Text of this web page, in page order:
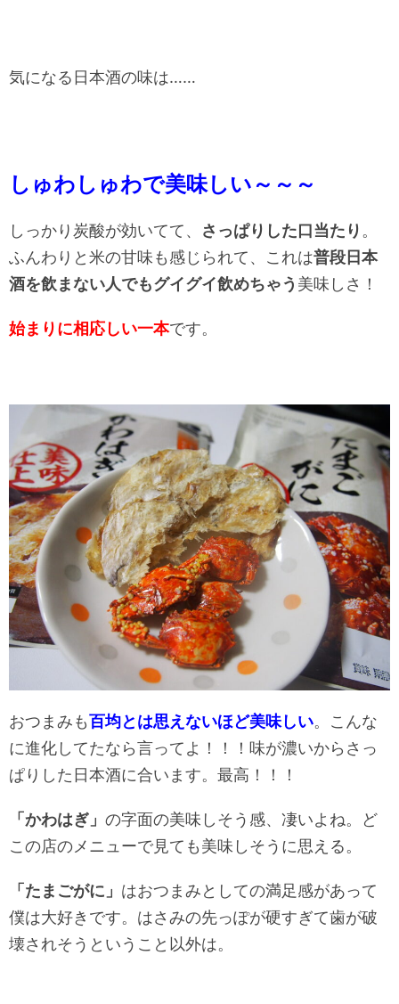
気になる日本酒の味は……
しゅわしゅわで美味しい～～～
しっかり炭酸が効いてて、 さっぱりした口当たり 。
ふんわりと米の甘味も感じられて、これは普段日本
酒を飲まない人でもグイグイ飲めちゃう 美味しさ！
始まりに相応しい一本です。
おつまみも百均とは思えないほど美味しい。こんな
に進化してたなら言ってよ！！！味が濃いからさっ
ぱりした日本酒に合います。最高！！！
「かわはぎ」 の字面の美味しそう感、凄いよね。ど
この店のメニューで見ても美味しそうに思える。
「たまごがに」 はおつまみとしての満足感があって
僕は大好きです。はさみの先っぽが硬すぎて歯が破
壊されそうということ以外は。